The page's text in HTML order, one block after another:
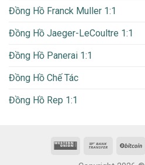
Đồng Hồ Franck Muller 1:1
Đồng Hồ Jaeger-LeCoultre 1:1
Đồng Hồ Panerai 1:1
Đồng Hồ Chế Tác
Đồng Hồ Rep 1:1